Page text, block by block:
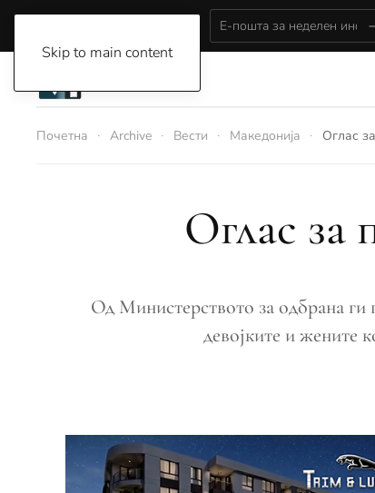
Skip to main content
Почетна Archive Вести Македонија Оглас
Оглас за
Од Министерството за одбрана ги
девојките и жените